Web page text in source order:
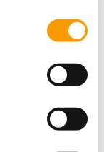
var det
på det danske
at han
rundt om i